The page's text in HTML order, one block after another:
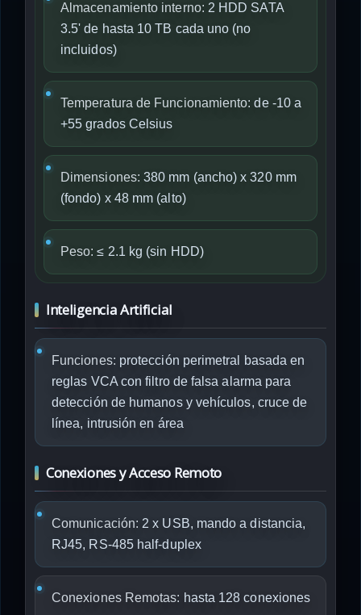
Almacenamiento interno: 2 HDD SATA
3.5' de hasta 10 TB cada uno (no
incluidos)
Temperatura de Funcionamiento: de -10 a
+55 grados Celsius
Dimensiones: 380 mm (ancho) x 320 mm
(fondo) x 48 mm (alto)
Peso: ≤ 2.1 kg (sin HDD)
Inteligencia Artificial
Funciones: protección perimetral basada en
reglas VCA con filtro de falsa alarma para
detección de humanos y vehículos, cruce de
línea, intrusión en área
Conexiones y Acceso Remoto
Comunicación: 2 x USB, mando a distancia,
RJ45, RS-485 half-duplex
Conexiones Remotas: hasta 128 conexiones